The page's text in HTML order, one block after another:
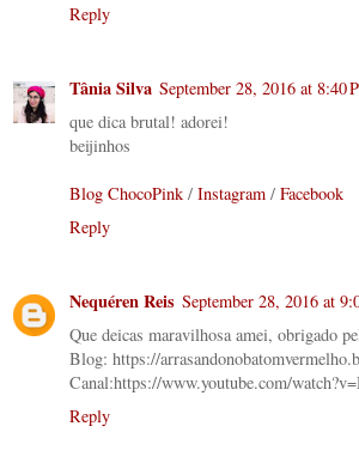
Reply
Tânia Silva September 28, 2016 at 8:40
que dica brutal! adorei!
beijinhos
Blog ChocoPink / Instagram / Facebook
Reply
Nequéren Reis September 28, 2016 at
Que deicas maravilhosa amei, obrigado
Blog: https://
Canal:https://www.youtube.com/
Reply